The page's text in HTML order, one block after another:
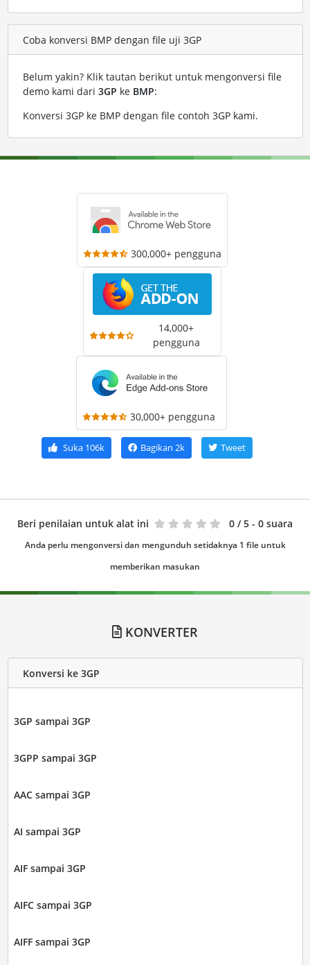
Coba konversi BMP dengan file uji 3GP
Belum yakin? Klik tautan berikut untuk mengonversi file
demo kami dari 3GP ke BMP:
Konversi 3GP ke BMP dengan file contoh 3GP kami.
300,000+ pengguna
14,000+
pengguna
30,000+ pengguna
Suka106k Bagikan 2k Tweet
Beri penilaian untuk alat ini 0 / 5 - 0 suara
Anda perlu mengonversi dan mengunduh setidaknya 1 file untuk
memberikan masukan
KONVERTER
Konversi ke 3GP
3GP sampai 3GP
3GPP sampai 3GP
AAC sampai 3GP
AI sampai 3GP
AIF sampai 3GP
AIFC sampai 3GP
AIFF sampai 3GP